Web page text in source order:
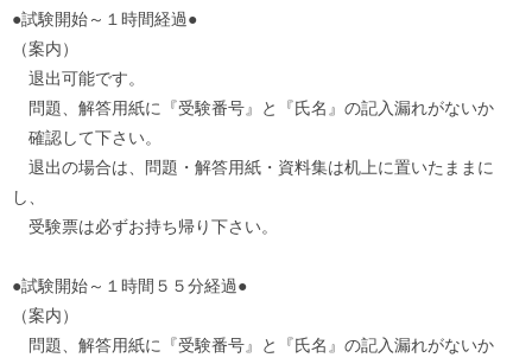
●試験開始～１時間経過●
（案内）
退出可能です。
問題、解答用紙に『受験番号』と『氏名』の記入漏れがないか
確認して下さい。
退出の場合は、問題・解答用紙・資料集は机上に置いたままに
し、
受験票は必ずお持ち帰り下さい。
●試験開始～１時間５５分経過●
（案内）
問題、解答用紙に『受験番号』と『氏名』の記入漏れがないか